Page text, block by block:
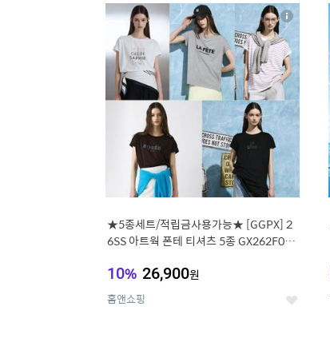
17
★5종세트/적립금사용가능★ [GGPX] 2
6SS 아트웍 폰테 티셔츠 5종 GX262F050
10% 26,900원
홈앤쇼핑 좋
상
세